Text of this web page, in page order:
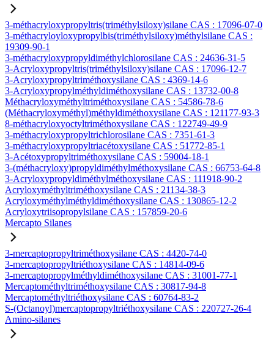
3-méthacryloxypropyltris(triméthylsiloxy)silane CAS : 17096-07-0
3-méthacryloyloxypropylbis(triméthylsiloxy)méthylsilane CAS :
19309-90-1
3-méthacryloxypropyldiméthylchlorosilane CAS : 24636-31-5
3-Acryloxypropyltris(triméthylsiloxy)silane CAS : 17096-12-7
3-Acryloxypropyltriméthoxysilane CAS : 4369-14-6
3-Acryloxypropylméthyldiméthoxysilane CAS : 13732-00-8
Méthacryloxyméthyltriméthoxysilane CAS : 54586-78-6
(Méthacryloxyméthyl)méthyldiméthoxysilane CAS : 121177-93-3
8-méthacryloxyoctyltriméthoxysilane CAS : 122749-49-9
3-méthacryloxypropyltrichlorosilane CAS : 7351-61-3
3-méthacryloxypropyltriacétoxysilane CAS : 51772-85-1
3-Acétoxypropyltriméthoxysilane CAS : 59004-18-1
3-(méthacryloxy)propyldiméthylméthoxysilane CAS : 66753-64-8
3-Acryloxypropyldiméthylméthoxysilane CAS : 111918-90-2
Acryloxyméthyltriméthoxysilane CAS : 21134-38-3
Acryloxyméthylméthyldiméthoxysilane CAS : 130865-12-2
Acryloxytriisopropylsilane CAS : 157859-20-6
Mercapto Silanes
3-mercaptopropyltriméthoxysilane CAS : 4420-74-0
3-mercaptopropyltriéthoxysilane CAS : 14814-09-6
3-mercaptopropylméthyldiméthoxysilane CAS : 31001-77-1
Mercaptométhyltriméthoxysilane CAS : 30817-94-8
Mercaptométhyltriéthoxysilane CAS : 60764-83-2
S-(Octanoyl)mercaptopropyltriéthoxysilane CAS : 220727-26-4
Amino-silanes